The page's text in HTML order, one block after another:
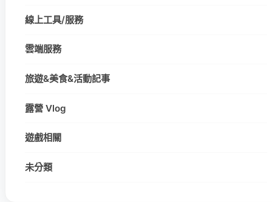
線上工具/服務
雲端服務
旅遊&美食&活動記事
露營 Vlog
遊戲相關
未分類